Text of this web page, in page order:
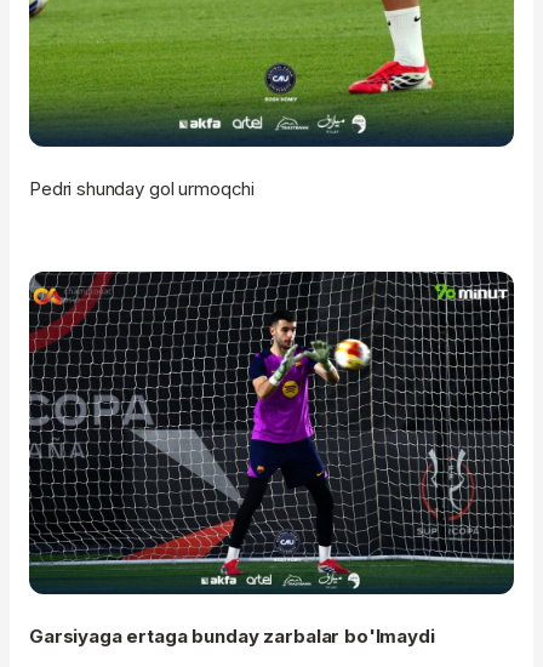
Pedri shunday gol urmoqchi
Garsiyaga ertaga bunday zarbalar bo'lmaydi